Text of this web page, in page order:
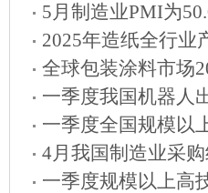
5月制造业PMI为
2025年造纸全行业
全球包装涂料市场
一季度我国机器人
一季度全国规模以
4月我国制造业采
一季度规模以上高